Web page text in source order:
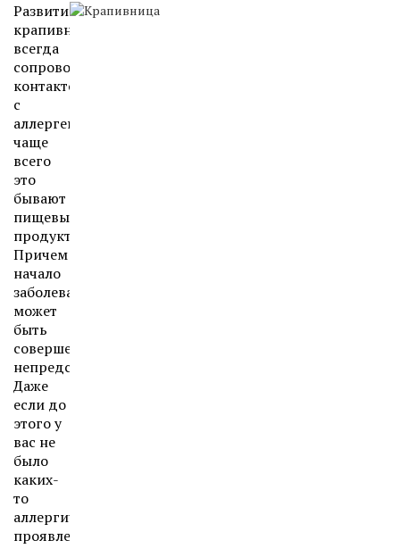
Развитие
крапивницы
всегда
сопровождаются
контактом
с
аллергенами,
чаще
всего
это
бывают
пищевые
продукты.
Причем
начало
заболевания
может
быть
совершенно
непредсказуемо.
Даже
если до
этого у
вас не
было
каких-
то
аллергических
проявлений.